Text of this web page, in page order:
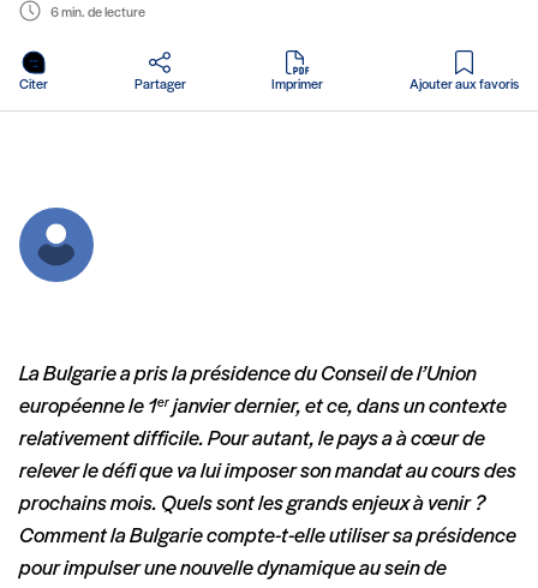
6 min. de lecture
Citer Partager Imprimer
en PDF
Ajouter aux favoris
La Bulgarie a pris la présidence du Conseil de l’Union
européenne le 1erjanvier dernier, et ce, dans un contexte
relativement difficile. Pour autant, le pays a à cœur de
relever le défi que va lui imposer son mandat au cours des
prochains mois. Quels sont les grands enjeux à venir ?
Comment la Bulgarie compte-t-elle utiliser sa présidence
pour impulser une nouvelle dynamique au sein de